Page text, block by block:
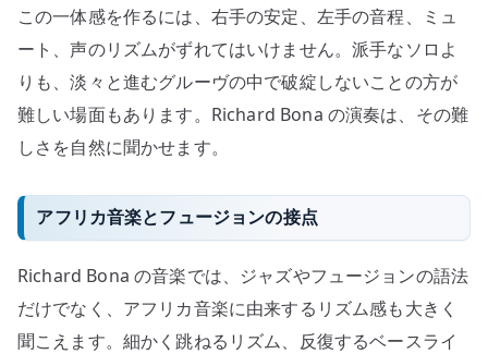
この一体感を作るには、右手の安定、左手の音程、ミュ
ート、声のリズムがずれてはいけません。派手なソロよ
りも、淡々と進むグルーヴの中で破綻しないことの方が
難しい場面もあります。Richard Bona の演奏は、その難
しさを自然に聞かせます。
アフリカ音楽とフュージョンの接点
Richard Bona の音楽では、ジャズやフュージョンの語法
だけでなく、アフリカ音楽に由来するリズム感も大きく
聞こえます。細かく跳ねるリズム、反復するベースライ